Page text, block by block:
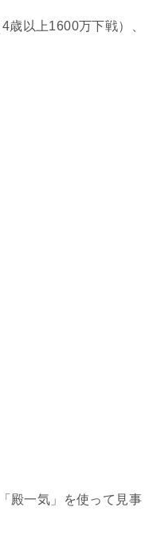
歳以上1600万下戦）、
殿一気」を使って見事